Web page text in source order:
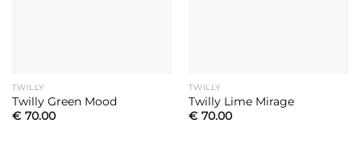
TWILLY
Twilly Green Mood
€ 70.00
TWILLY
Twilly Lime Mirage
€ 70.00